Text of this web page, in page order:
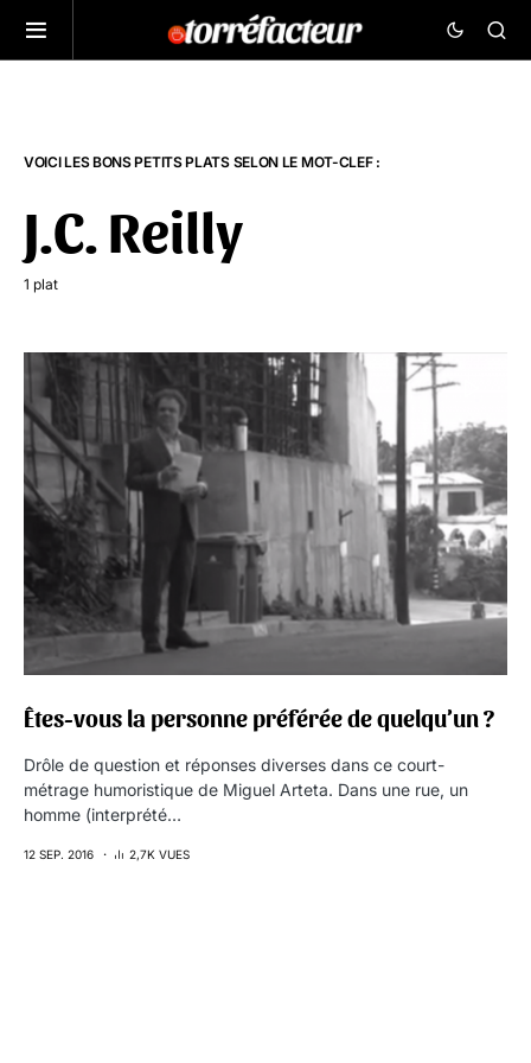
VOICI LES BONS PETITS PLATS SELON LE MOT-CLEF :
J.C. Reilly
1 plat
Êtes-vous la personne préférée de quelqu’un ?
Drôle de question et réponses diverses dans ce court-
métrage humoristique de Miguel Arteta. Dans une rue, un
homme (interprété…
12 SEP. 2016 2,7K VUES